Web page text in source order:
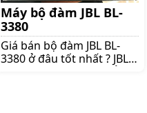
Máy bộ đàm JBL BL-
3380
Giá bán bộ đàm JBL BL-
3380 ở đâu tốt nhất ? JBL